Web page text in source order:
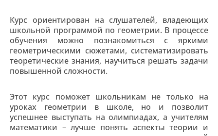
Курс ориентирован на слушателей, владеющих
школьной программой по геометрии. В процессе
обучения можно познакомиться с яркими
геометрическими сюжетами, систематизировать
теоретические знания, научиться решать задачи
повышенной сложности.
Этот курс поможет школьникам не только на
уроках геометрии в школе, но и позволит
успешнее выступать на олимпиадах, а учителям
математики – лучше понять аспекты теории и